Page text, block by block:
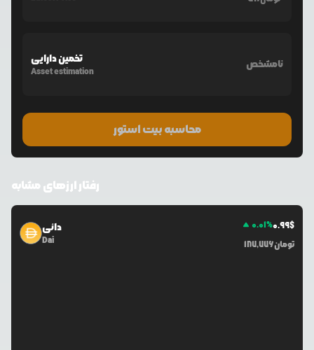
تخمین دارایی
Asset estimation
نامشخص
محاسبه بیت استور
رفتار ارزهای مشابه
دائی
Dai
0.01%0.99$
187,776تومان